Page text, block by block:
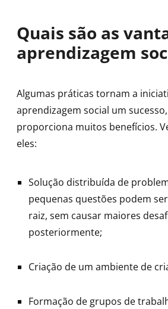
Quais são as
aprendizagem
Algumas práticas tornam a
aprendizagem social um
proporciona muitos benefícios.
eles:
Solução distribuída de
pequenas questões podem
raiz, sem causar maiores
posteriormente;
Criação de um ambiente de
Formação de grupos de